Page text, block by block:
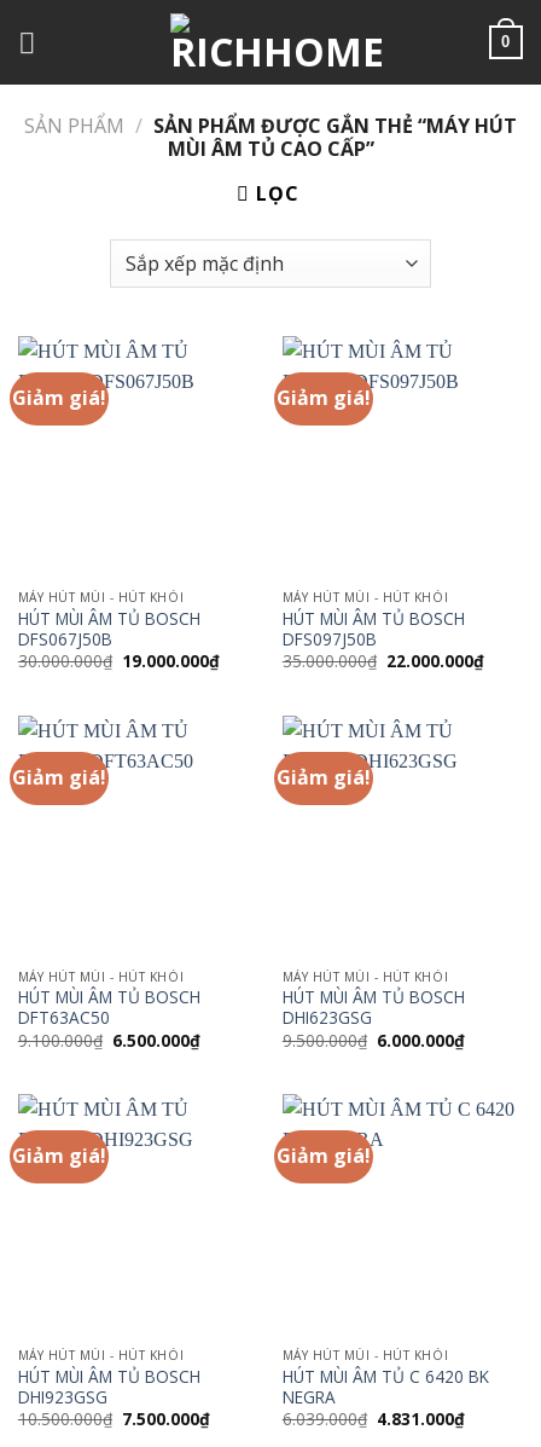
đến
0
SẢN PHẨM / SẢN PHẨM ĐƯỢC GẮN THẺ “MÁY HÚT
MÙI ÂM TỦ CAO CẤP”
LỌC
Giảm giá!
MÁY HÚT MÙI - HÚT KHÓI
HÚT MÙI ÂM TỦ BOSCH
DFS067J50B
30.000.000₫ Giá
gốc
19.000.000₫Giá
hiện
19.000.000₫.
Giảm giá!
MÁY HÚT MÙI - HÚT KHÓI
HÚT MÙI ÂM TỦ BOSCH
DFS097J50B
35.000.000₫ Giá
gốc
22.000.000₫Giá
hiện
Giảm giá!
MÁY HÚT MÙI - HÚT KHÓI
HÚT MÙI ÂM TỦ BOSCH
DFT63AC50
9.100.000₫ Giá
gốc
6.500.000₫Giá
hiện
6.500.000₫.
Giảm giá!
MÁY HÚT MÙI - HÚT KHÓI
HÚT MÙI ÂM TỦ BOSCH
DHI623GSG
9.500.000₫ Giá
gốc
6.000.000₫Giá
hiện
Giảm giá!
MÁY HÚT MÙI - HÚT KHÓI
HÚT MÙI ÂM TỦ BOSCH
DHI923GSG
10.500.000₫ Giá
7.500.000₫Giá
hiện
Giảm giá!
MÁY HÚT MÙI - HÚT KHÓI
HÚT MÙI ÂM TỦ C 6420 BK
NEGRA
6.039.000₫ Giá
4.831.000₫Giá
hiện